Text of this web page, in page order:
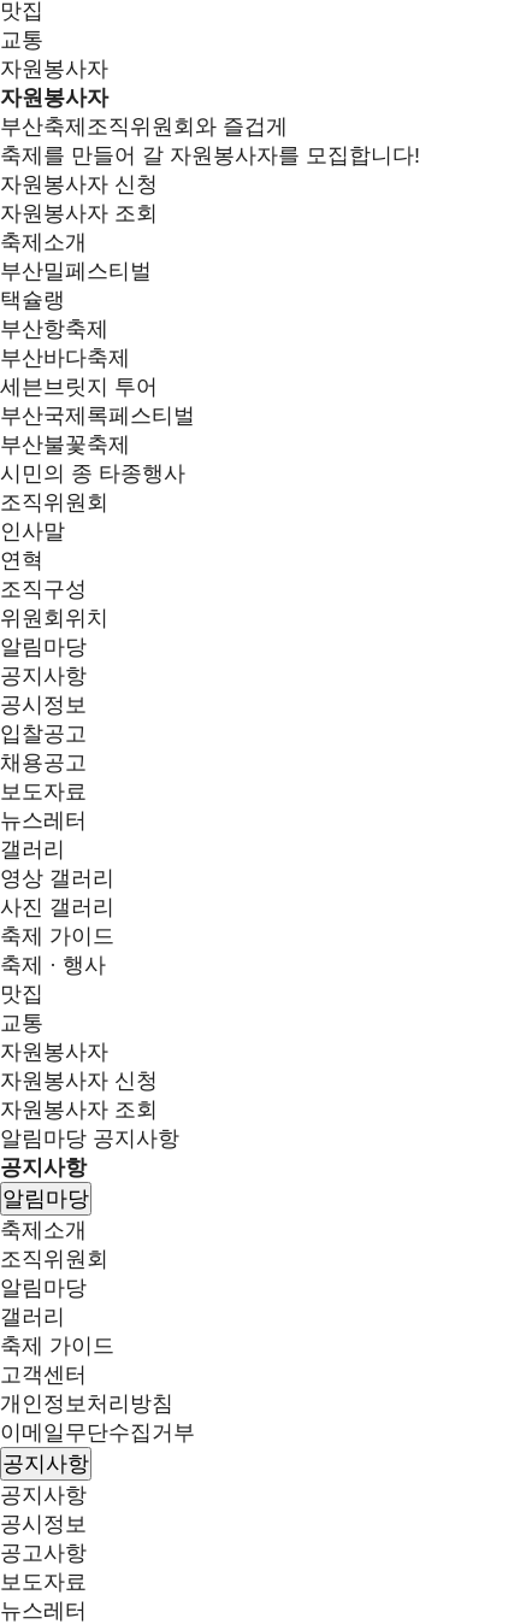
맛집
교통
자원봉사자
자원봉사자
부산축제조직위원회와 즐겁게
축제를 만들어 갈 자원봉사자를 모집합니다!
자원봉사자 신청
자원봉사자 조회
축제소개
부산밀페스티벌
택슐랭
부산항축제
부산바다축제
세븐브릿지 투어
부산국제록페스티벌
부산불꽃축제
시민의 종 타종행사
조직위원회
인사말
연혁
조직구성
위원회위치
알림마당
공지사항
공시정보
입찰공고
채용공고
보도자료
뉴스레터
갤러리
영상 갤러리
사진 갤러리
축제 가이드
축제 · 행사
맛집
교통
자원봉사자
자원봉사자 신청
자원봉사자 조회
알림마당 공지사항
공지사항
알림마당
축제소개
조직위원회
알림마당
갤러리
축제 가이드
고객센터
개인정보처리방침
이메일무단수집거부
공지사항
공지사항
공시정보
공고사항
보도자료
뉴스레터